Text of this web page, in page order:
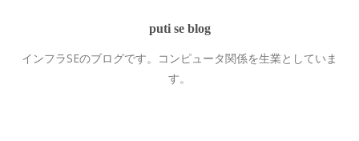
puti se blog
インフラSEのブログです。コンピュータ関係を生業としていま
す。